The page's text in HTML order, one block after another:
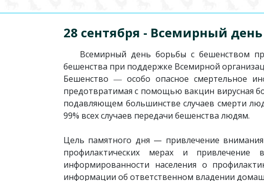
28 сентября - Всемирный
Всемирный день борьбы с бешенством
бешенства при поддержке Всемирной
Бешенство ― особо опасное смертельное
предотвратимая с помощью вакцин вирусная
подавляющем большинстве случаев смерти
99% всех случаев передачи бешенства людям.
Цель памятного дня — привлечение
профилактических мерах и
информированности населения о
информации об ответственном владении